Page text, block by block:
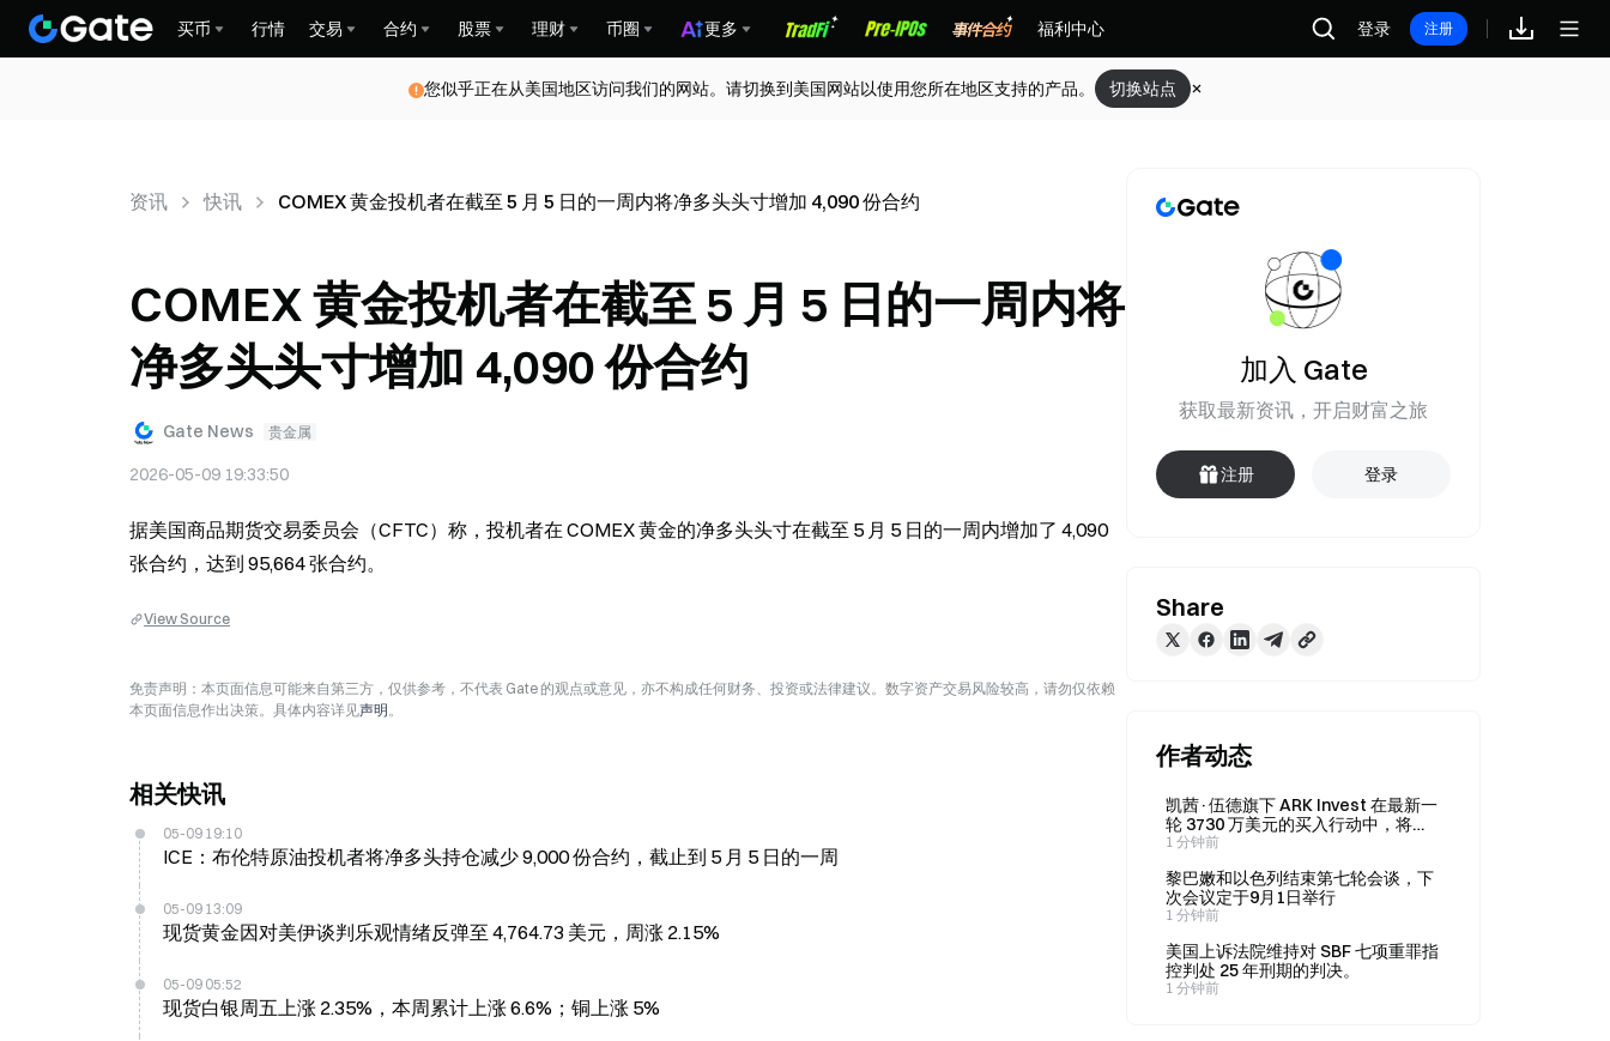
买币 行情 交易 合约 股票 理财 币圈 更多 福利中心 登录 注册
您似乎正在从美国地区访问我们的网站。请切换到美国网站以使用您所在地区支持的产品。 切换站点
资讯 快讯 COMEX 黄金投机者在截至 5 月 5 日的一周内将净多头头寸增加 4,090 份合约
COMEX 黄金投机者在截至 5 月 5 日的一周内将
净多头头寸增加 4,090 份合约
Gate News 贵金属
2026-05-09 19:33:50
据美国商品期货交易委员会（CFTC）称，投机者在 COMEX 黄金的净多头头寸在截至 5 月 5 日的一周内增加了 4,090
张合约，达到 95,664 张合约。
View Source
免责声明：本页面信息可能来自第三方，仅供参考，不代表 Gate 的观点或意见，亦不构成任何财务、投资或法律建议。数字资产交易风险较高，请勿仅依赖
本页面信息作出决策。具体内容详见声明。
相关快讯
05-09 19:10
ICE：布伦特原油投机者将净多头持仓减少 9,000 份合约，截止到 5 月 5 日的一周
05-09 13:09
现货黄金因对美伊谈判乐观情绪反弹至 4,764.73 美元，周涨 2.15%
05-09 05:52
现货白银周五上涨 2.35%，本周累计上涨 6.6%；铜上涨 5%
加入 Gate
获取最新资讯，开启财富之旅
注册 登录
Share
作者动态
凯茜·伍德旗下 ARK Invest 在最新一
轮 3730 万美元的买入行动中，将
SpaceX 和 Circle 列为最大持仓。
1 分钟前
黎巴嫩和以色列结束第七轮会谈，下
次会议定于9月1日举行
1 分钟前
美国上诉法院维持对 SBF 七项重罪指
控判处 25 年刑期的判决。
1 分钟前